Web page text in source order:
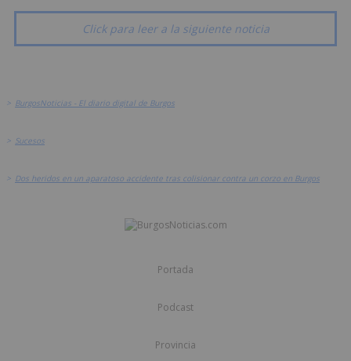
Click para leer a la siguiente noticia
> BurgosNoticias - El diario digital de Burgos
> Sucesos
> Dos heridos en un aparatoso accidente tras colisionar contra un corzo en Burgos
Portada
Podcast
Provincia